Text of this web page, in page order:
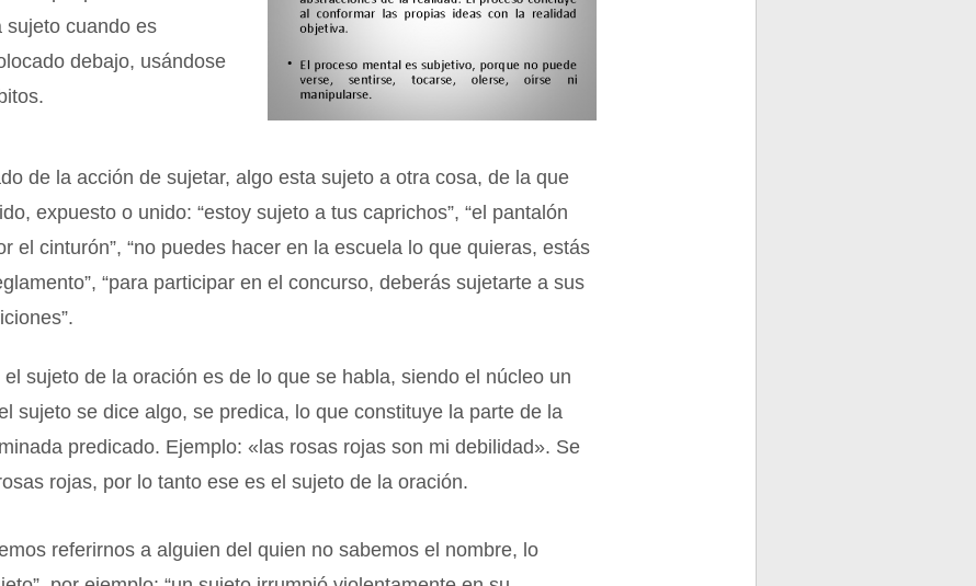
sujeto cuando es
debajo, usándose
de la acción de sujetar, algo esta sujeto a otra cosa, de la que
expuesto o unido: “estoy sujeto a tus caprichos”, “el pantalón
el cinturón”, “no puedes hacer en la escuela lo que quieras, estás
“para participar en el concurso, deberás sujetarte a sus
sujeto de la oración es de lo que se habla, siendo el núcleo un
sujeto se dice algo, se predica, lo que constituye la parte de la
predicado. Ejemplo: «las rosas rojas son mi debilidad». Se
rojas, por lo tanto ese es el sujeto de la oración.
referirnos a alguien del quien no sabemos el nombre, lo